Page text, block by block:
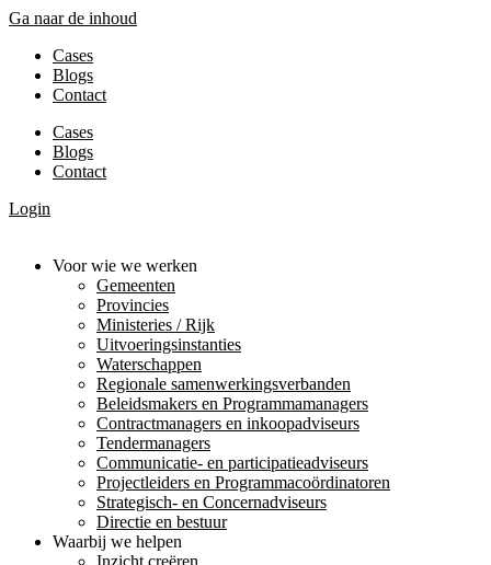
Ga naar de inhoud
Cases
Blogs
Contact
Cases
Blogs
Contact
Login
Voor wie we werken
Gemeenten
Provincies
Ministeries / Rijk
Uitvoeringsinstanties
Waterschappen
Regionale samenwerkingsverbanden
Beleidsmakers en Programmamanagers
Contractmanagers en inkoopadviseurs
Tendermanagers
Communicatie- en participatieadviseurs
Projectleiders en Programmacoördinatoren
Strategisch- en Concernadviseurs
Directie en bestuur
Waarbij we helpen
Inzicht creëren